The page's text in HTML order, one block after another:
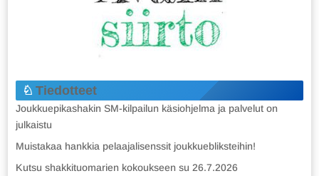
Tiedotteet
Joukkuepikashakin SM-kilpailun käsiohjelma ja palvelut on
julkaistu
Muistakaa hankkia pelaajalisenssit joukkuebliksteihin!
Kutsu shakkituomarien kokoukseen su 26.7.2026